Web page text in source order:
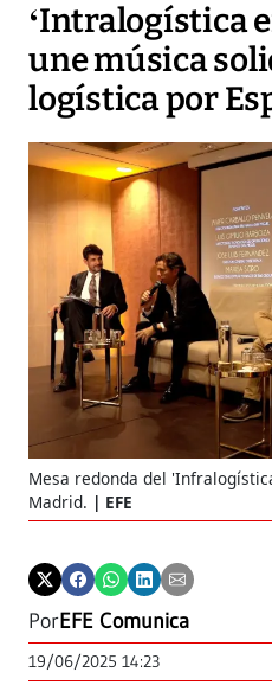
‘Intralogística
une música
logística por
Mesa redonda del
Madrid.
EFE
PorEFE Comunica
19/06/2025 14:23